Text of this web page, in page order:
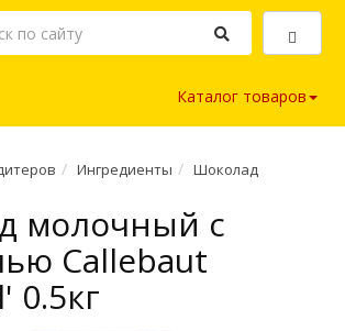
Каталог товаров
Ингредиенты Шоколад
молочный с
Callebaut
0.5кг